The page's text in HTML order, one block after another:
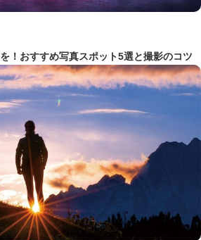
！おすすめ写真スポット5選と撮影のコツ